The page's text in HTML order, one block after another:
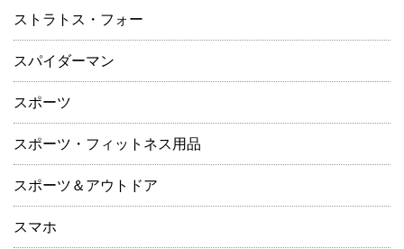
ストラトス・フォー
スパイダーマン
スポーツ
スポーツ・フィットネス用品
スポーツ＆アウトドア
スマホ